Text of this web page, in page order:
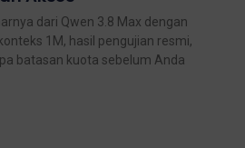
dari Qwen 3.8 Max dengan
1M, hasil pengujian resmi,
batasan kuota sebelum Anda